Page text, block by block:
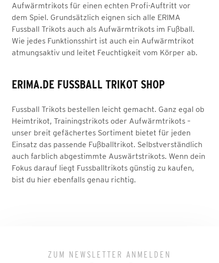
Aufwärmtrikots für einen echten Profi-Auftritt vor
dem Spiel. Grundsätzlich eignen sich alle ERIMA
Fussball Trikots auch als Aufwärmtrikots im Fußball.
Wie jedes Funktionsshirt ist auch ein Aufwärmtrikot
atmungsaktiv und leitet Feuchtigkeit vom Körper ab.
ERIMA.DE FUSSBALL TRIKOT SHOP
Fussball Trikots bestellen leicht gemacht. Ganz egal ob
Heimtrikot, Trainingstrikots oder Aufwärmtrikots –
unser breit gefächertes Sortiment bietet für jeden
Einsatz das passende Fußballtrikot. Selbstverständlich
auch farblich abgestimmte Auswärtstrikots. Wenn dein
Fokus darauf liegt Fussballtrikots günstig zu kaufen,
bist du hier ebenfalls genau richtig.
ZUM NEWSLETTER ANMELDEN